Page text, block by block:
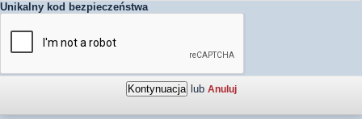
Unikalny kod bezpieczeństwa
lub Anuluj